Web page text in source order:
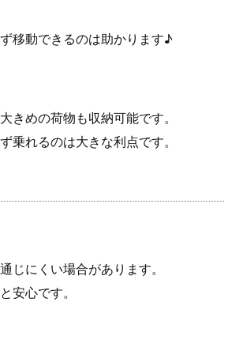
移動できるのは助かります♪
きめの荷物も収納可能です。
乗れるのは大きな利点です。
じにくい場合があります。
安心です。